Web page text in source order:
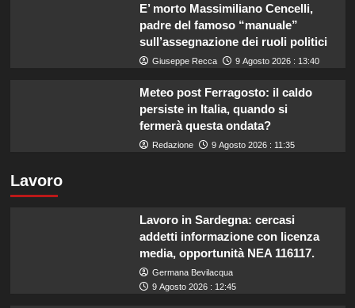
E’ morto Massimiliano Cencelli,
padre del famoso “manuale”
sull’assegnazione dei ruoli politici
Giuseppe Recca 9 Agosto 2026 : 13:40
Meteo post Ferragosto: il caldo
persiste in Italia, quando si
fermerà questa ondata?
Redazione 9 Agosto 2026 : 11:35
Lavoro
Lavoro in Sardegna: cercasi
addetti informazione con licenza
media, opportunità NEA 116117.
Germana Bevilacqua
9 Agosto 2026 : 12:45